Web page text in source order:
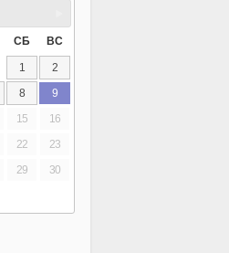
СБ ВС
1
2
8
9
15
16
22
23
29
30